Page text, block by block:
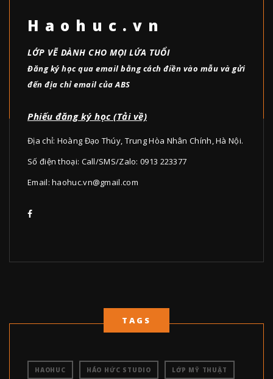
Haohuc.vn
LỚP VẼ DÀNH CHO MỌI LỨA TUỔI
Đăng ký học qua email bằng cách điền vào mẫu và gửi
đến địa chỉ email của ABS
Phiếu đăng ký học (Tải về)
Địa chỉ: Hoàng Đạo Thúy, Trung Hòa Nhân Chính, Hà Nội.
Số điện thoại: Call/SMS/Zalo: 0913 223377
Email:haohuc.vn@gmail.com
TAGS
HAOHUC HÁO HỨC STUDIO LỚP MỸ THUẬT